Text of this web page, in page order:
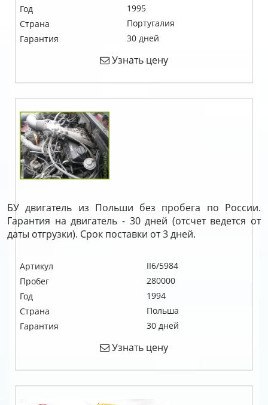
Год
1995
Страна
Португалия
Гарантия
30 дней
Узнать цену
БУ двигатель из Польши без пробега по России.
Гарантия на двигатель - 30 дней (отсчет ведется от
даты отгрузки). Срок поставки от 3 дней.
Артикул
II6/5984
Пробег
280000
Год
1994
Страна
Польша
Гарантия
30 дней
Узнать цену